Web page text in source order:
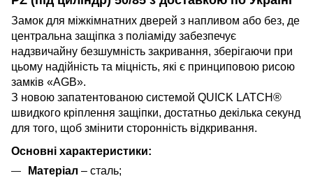
Замок для міжкімнатних дверей з напливом або без, де
центральна защіпка з поліаміду забезпечує
надзвичайну безшумність закривання, зберігаючи при
цьому надійність та міцність, які є принциповою рисою
замків «AGB».
З новою запатентованою системой QUICK LATCH®
швидкого кріплення защіпки, достатньо декілька секунд
для того, щоб змінити сторонність відкривання.
Основні характеристики:
Матеріал – сталь;